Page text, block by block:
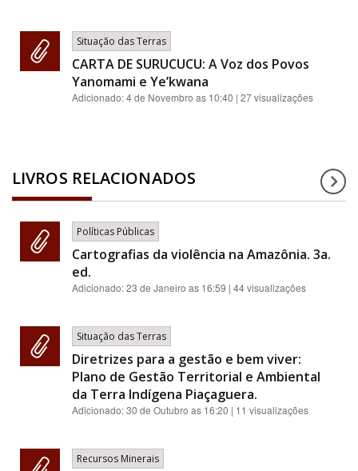
Situação das Terras
CARTA DE SURUCUCU: A Voz dos Povos
Yanomami e Ye’kwana
Adicionado:4 de Novembro as 10:40 | 27 visualizações
LIVROS RELACIONADOS
Políticas Públicas
Cartografias da violência na Amazônia. 3a.
ed.
Adicionado:23 de Janeiro as 16:59 | 44 visualizações
Situação das Terras
Diretrizes para a gestão e bem viver:
Plano de Gestão Territorial e Ambiental
da Terra Indígena Piaçaguera.
Adicionado:30 de Outubro as 16:20 | 11 visualizações
Recursos Minerais